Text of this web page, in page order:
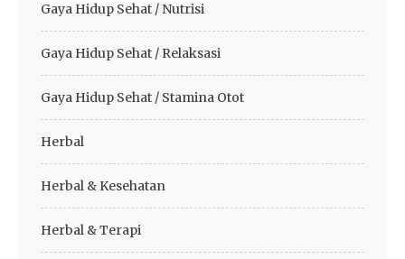
Gaya Hidup Sehat / Nutrisi
Gaya Hidup Sehat / Relaksasi
Gaya Hidup Sehat / Stamina Otot
Herbal
Herbal & Kesehatan
Herbal & Terapi